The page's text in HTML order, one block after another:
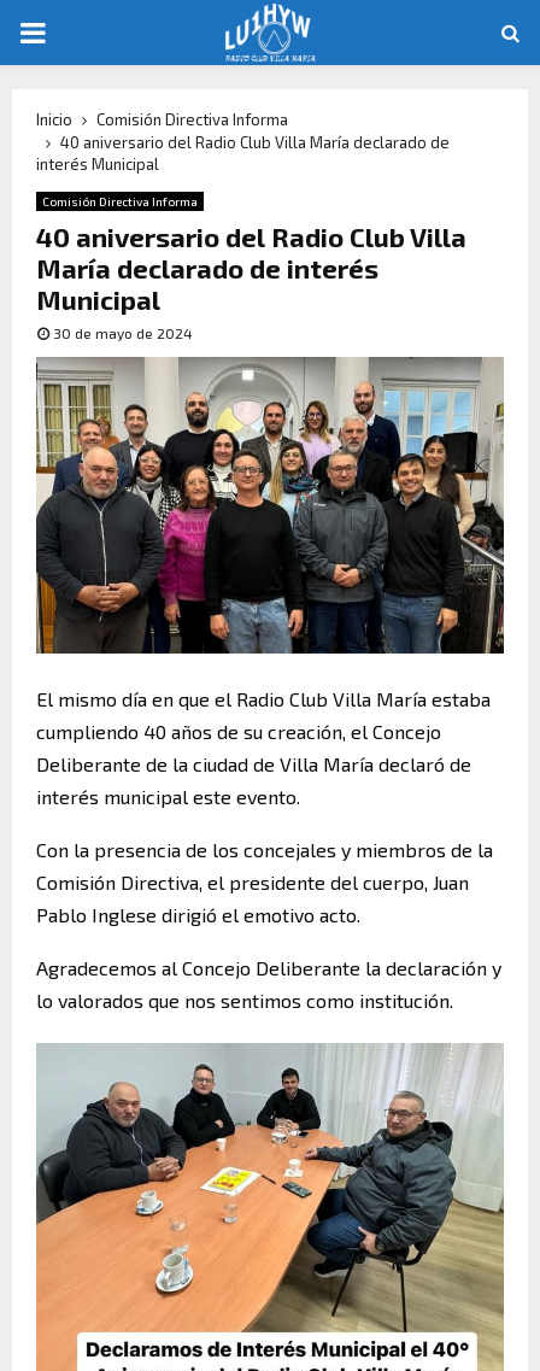
Inicio
Comisión Directiva Informa
40 aniversario del Radio Club Villa María declarado de
interés Municipal
Comisión Directiva Informa
40 aniversario del Radio Club Villa
María declarado de interés
Municipal
30 de mayo de 2024
El mismo día en que el Radio Club Villa María estaba
cumpliendo 40 años de su creación, el Concejo
Deliberante de la ciudad de Villa María declaró de
interés municipal este evento.
Con la presencia de los concejales y miembros de la
Comisión Directiva, el presidente del cuerpo, Juan
Pablo Inglese dirigió el emotivo acto.
Agradecemos al Concejo Deliberante la declaración y
lo valorados que nos sentimos como institución.